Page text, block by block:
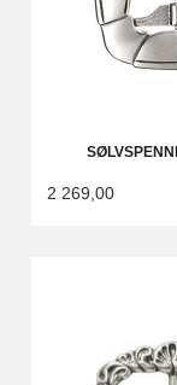
2 269,00